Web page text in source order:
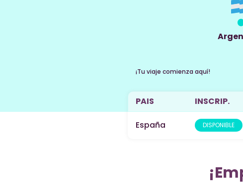
¡Tu viaje comienza aquí!
PAIS INSCRIP.
España DISPONIBLE